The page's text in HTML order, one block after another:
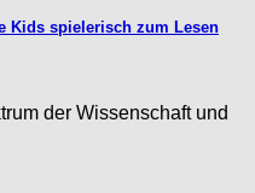
Kids spielerisch zum Lesen